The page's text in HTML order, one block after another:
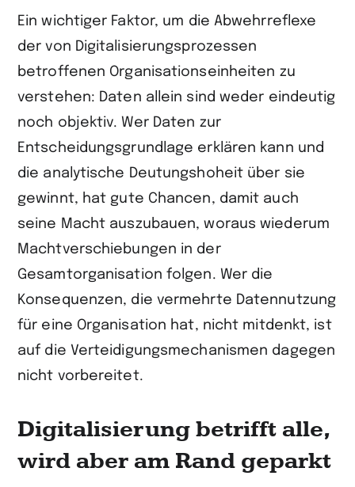
Ein wichtiger Faktor, um die Abwehrreflexe
der von Digitalisierungsprozessen
betroffenen Organisationseinheiten zu
verstehen: Daten allein sind weder eindeutig
noch objektiv. Wer Daten zur
Entscheidungsgrundlage erklären kann und
die analytische Deutungshoheit über sie
gewinnt, hat gute Chancen, damit auch
seine Macht auszubauen, woraus wiederum
Machtverschiebungen in der
Gesamtorganisation folgen. Wer die
Konsequenzen, die vermehrte Datennutzung
für eine Organisation hat, nicht mitdenkt, ist
auf die Verteidigungsmechanismen dagegen
nicht vorbereitet.
Digitalisierung betrifft alle,
wird aber am Rand geparkt